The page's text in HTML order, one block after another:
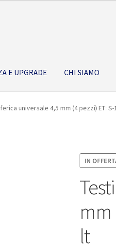
E UPGRADE CHI SIAMO
universale 4,5 mm (4 pezzi) ET:
IN
mm
lt